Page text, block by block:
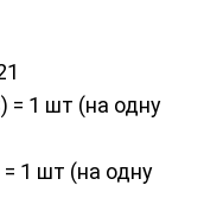
= 1 шт (на одну
= 1 шт (на одну